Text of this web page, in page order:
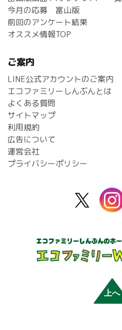
今月の応募 富山版
前回のアンケート結果
オススメ情報TOP
ご案内
LINE公式アカウントのご案内
エコファミリーしんぶんとは
よくある質問
サイトマップ
利用規約
広告について
運営会社
プライバシーポリシー
上へ